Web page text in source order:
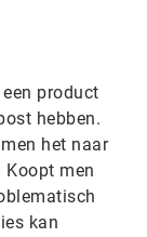
product
hebben.
het naar
men
kan